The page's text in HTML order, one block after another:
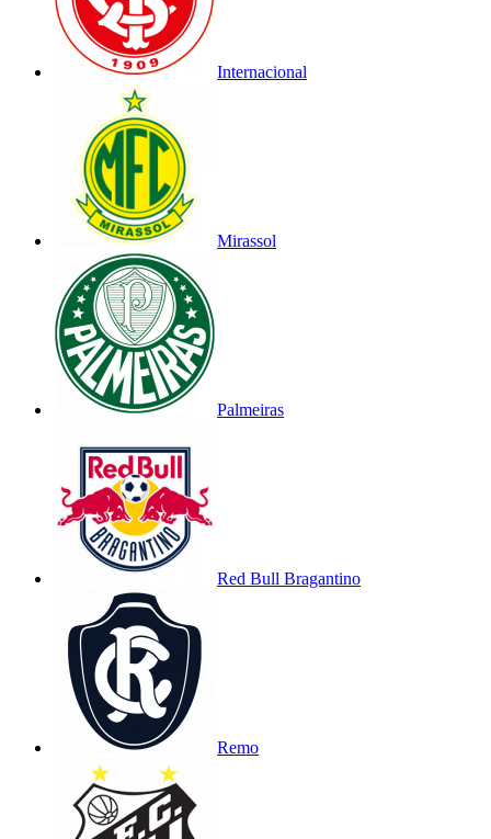
Internacional
Mirassol
Palmeiras
Red Bull Bragantino
Remo